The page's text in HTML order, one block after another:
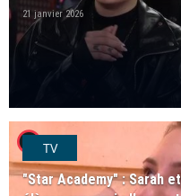
21 janvier 2026
player2TV
"Star Academy" : Sarah